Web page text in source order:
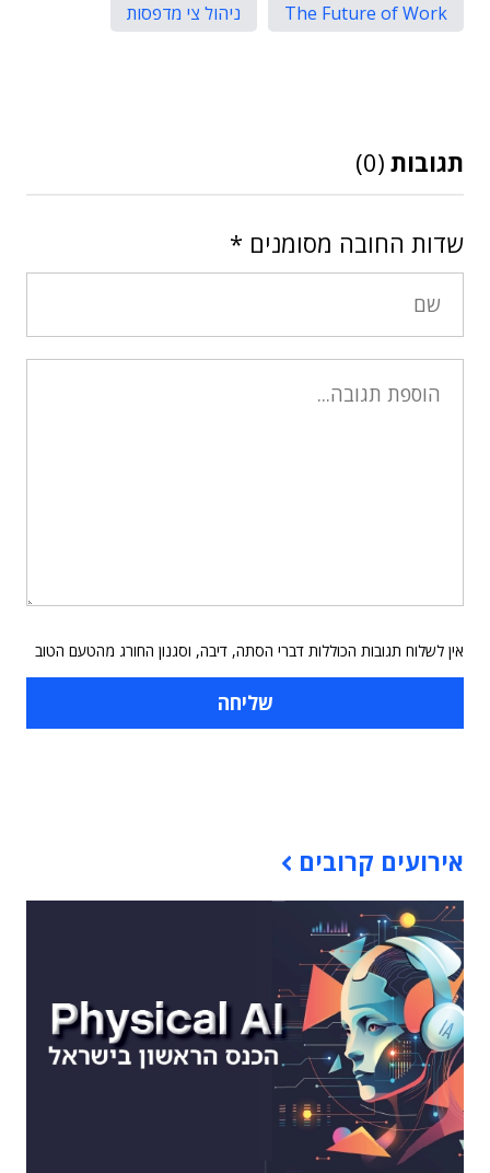
The Future of Work
ניהול צי מדפסות
תגובות (0)
שדות החובה מסומנים *
אין לשלוח תגובות הכוללות דברי הסתה, דיבה, וסגנון החורג מהטעם הטוב
אירועים קרובים